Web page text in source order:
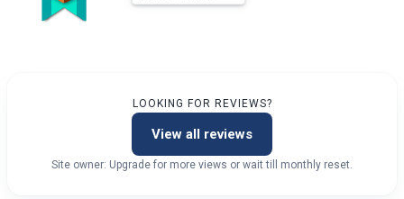
LOOKING FOR REVIEWS?
View all reviews
Site owner: Upgrade for more views or wait till monthly reset.